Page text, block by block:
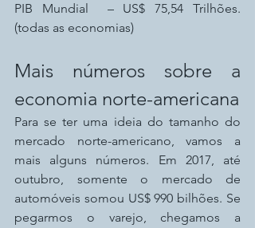
PIB Mundial  – US$ 75,54 Trilhões.
(todas as economias)
Mais números sobre a
economia norte-americana
Para se ter uma ideia do tamanho do
mercado norte-americano, vamos a
mais alguns números. Em 2017, até
outubro, somente o mercado de
automóveis somou US$ 990 bilhões. Se
pegarmos o varejo, chegamos a